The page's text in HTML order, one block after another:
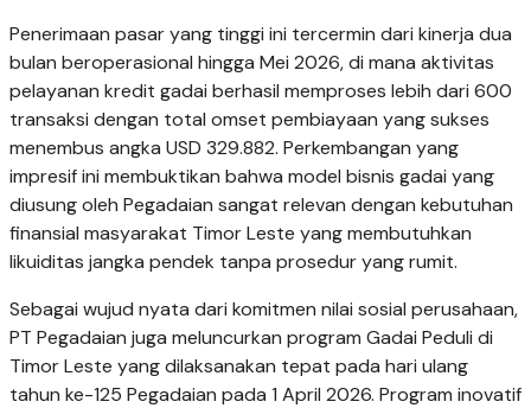
Penerimaan pasar yang tinggi ini tercermin dari kinerja dua
bulan beroperasional hingga Mei 2026, di mana aktivitas
pelayanan kredit gadai berhasil memproses lebih dari 600
transaksi dengan total omset pembiayaan yang sukses
menembus angka USD 329.882. Perkembangan yang
impresif ini membuktikan bahwa model bisnis gadai yang
diusung oleh Pegadaian sangat relevan dengan kebutuhan
finansial masyarakat Timor Leste yang membutuhkan
likuiditas jangka pendek tanpa prosedur yang rumit.
Sebagai wujud nyata dari komitmen nilai sosial perusahaan,
PT Pegadaian juga meluncurkan program Gadai Peduli di
Timor Leste yang dilaksanakan tepat pada hari ulang
tahun ke-125 Pegadaian pada 1 April 2026. Program inovatif